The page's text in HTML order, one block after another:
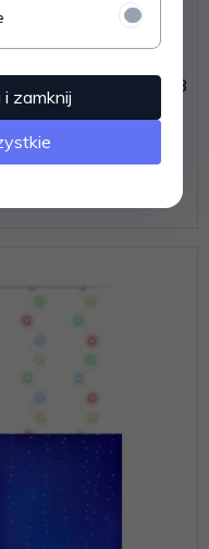
100LED ciepły biały 8
zamknij